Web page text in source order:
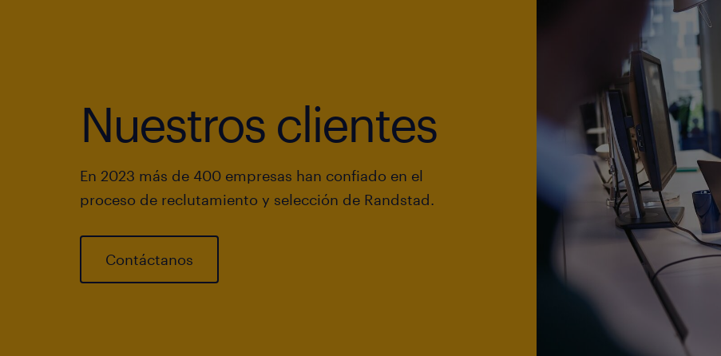
Nuestros clientes
En 2023 más de 400 empresas han confiado en el
proceso de reclutamiento y selección de Randstad.
Contáctanos